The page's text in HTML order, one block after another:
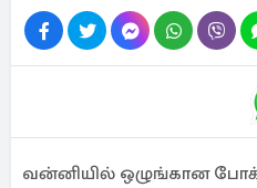
வன்னியில் ஒழுங்கான